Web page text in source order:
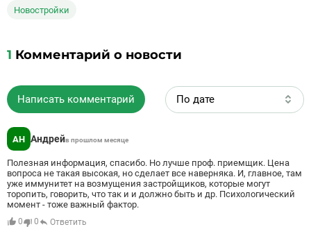
Новостройки
1 Комментарий о новости
Написать комментарий По дате
АН Андрейв прошлом месяце
Полезная информация, спасибо. Но лучше проф. приемщик. Цена
вопроса не такая высокая, но сделает все наверняка. И, главное, там
уже иммунитет на возмущения застройщиков, которые могут
торопить, говорить, что так и и должно быть и др. Психологический
момент - тоже важный фактор.
0 0 Ответить